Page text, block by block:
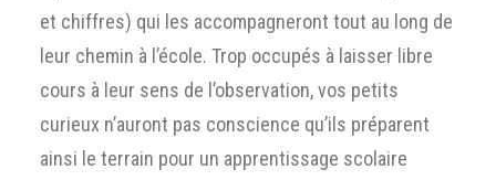
et chiffres) qui les accompagneront tout au long de
leur chemin à l’école. Trop occupés à laisser libre
cours à leur sens de l’observation, vos petits
curieux n’auront pas conscience qu’ils préparent
ainsi le terrain pour un apprentissage scolaire